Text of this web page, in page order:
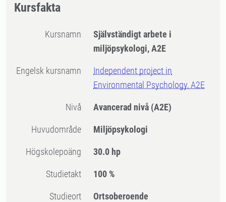
Kursfakta
Kursnamn
Självständigt arbete i
miljöpsykologi, A2E
Engelsk kursnamn
Independent project in
Environmental Psychology, A2E
Nivå Avancerad nivå (A2E)
Huvudområde Miljöpsykologi
högskolepoäng 30.0 hp
Studietakt 100 %
Studieort Ortsoberoende